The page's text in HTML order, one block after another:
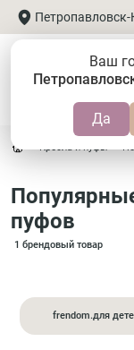
Ваш
Кресла и пуфы
пуфов
1 брендовый товар
frendom.для